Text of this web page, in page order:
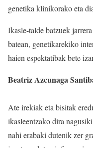
genetika klinikorako eta
Ikasle-talde batzuek
batean, genetikarekiko
haien espektatibak bete
Beatriz Azcunaga
Ate irekiak eta bisitak
ikasleentzako dira
nahi erabaki dutenik zer